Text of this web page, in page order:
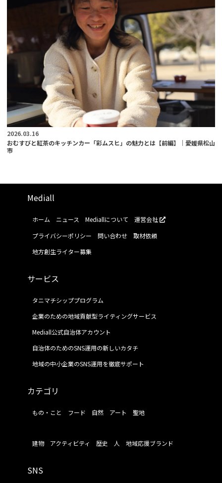
2026.03.16
おむすびと紅茶のキッチンカー「彩ムスヒ」の魅力とは【前編】｜愛媛県松山
市
Mediall
ホーム ニュース Mediallについて
運営会社
プライバシーポリシー
問い合わせ
取材依頼
地方創生ライター募集
サービス
タニマチシッププログラム
企業のための地域貢献型ライティングサービス
Mediall公式自治体アカウント
自治体のためのSNS運用の新しいカタチ
地域の中小企業のSNS運用を徹底サポート
カテゴリ
もの・こと フード 自然 アート 聖地
建物 アクティビティ 歴史 人 地域応援ブランド
SNS